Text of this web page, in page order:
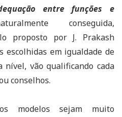
entre funções e
conseguida,
proposto por J. Prakash
escolhidas em igualdade de
nível, vão qualificando cada
conselhos.
modelos sejam muito